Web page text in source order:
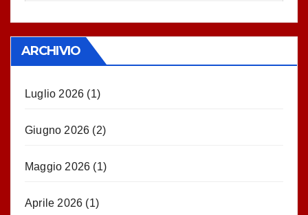
ARCHIVIO
Luglio 2026 (1)
Giugno 2026 (2)
Maggio 2026 (1)
Aprile 2026 (1)